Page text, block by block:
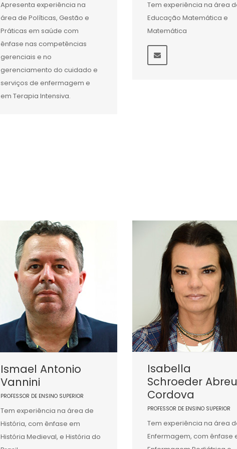
Apresenta experiência na
área de Políticas, Gestão e
Práticas em saúde com
ênfase nas competências
gerenciais e no
gerenciamento do cuidado e
serviços de enfermagem e
em Terapia Intensiva.
Tem experiência na área
Educação Matemática e
Matemática
Ismael Antonio
Vannini
PROFESSOR DE ENSINO SUPERIOR
Tem experiência na área de
História, com ênfase em
História Medieval, e História do
Isabella
Schroeder Abreu
Cordova
PROFESSOR DE ENSINO SUPERIOR
Tem experiência na área
Enfermagem, com ênfase